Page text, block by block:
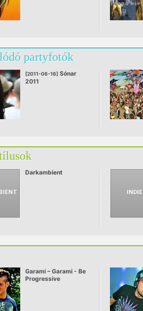
partyfotók
[2011-06-16] Sónar
2011
Darkambient
Garami – Garami - Be
Progressive